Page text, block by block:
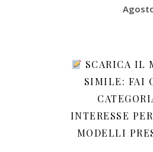
SCARICA IL
SIMILE: FAI
INTERESSE
MODELLI